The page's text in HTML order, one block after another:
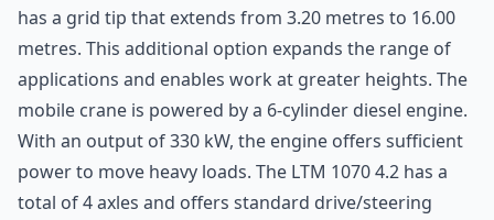
has a grid tip that extends from 3.20 metres to 16.00
metres. This additional option expands the range of
applications and enables work at greater heights. The
mobile crane is powered by a 6-cylinder diesel engine.
With an output of 330 kW, the engine offers sufficient
power to move heavy loads. The LTM 1070 4.2 has a
total of 4 axles and offers standard drive/steering